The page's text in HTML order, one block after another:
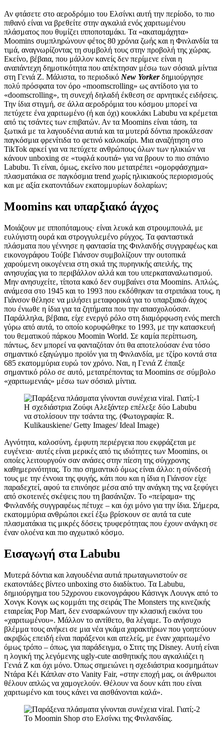
Αν φτάσετε στο αεροδρόμιο του Ελσίνκι αυτή την περίοδο, το πιο
πιθανό είναι να βρεθείτε στην αγκαλιά ενός χαριτωμένου
πλάσματος που θυμίζει ιπποποταμάκι. Τα «ακαταμάχητα»
Moomins συμπληρώνουν φέτος 80 χρόνια ζωής και η Φινλανδία τα
τιμά, αναγνωρίζοντας τη συμβολή τους στην προβολή της χώρας.
Εκείνο, βέβαια, που μάλλον κανείς δεν περίμενε είναι η
αναπάντεχη δημοτικότητα που απέκτησαν μέσω των σόσιαλ μίντια
στη Γενιά Ζ. Μάλιστα, το περιοδικό New Yorkerδημιούργησε
πολύ πρόσφατα τον όρο «moomscrolling» ως αντίδοτο για το
«doomscrolling», τη συνεχή δηλαδή έκθεση σε αρνητικές ειδήσεις.
Την ίδια στιγμή, σε άλλα αεροδρόμια του κόσμου μπορεί να
πετύχετε ένα χαριτωμένο (ή και όχι) κουκλάκι Labubu να κρέμεται
από τις τσάντες των επιβατών. Αν τα Moomins είναι τάση, τα
ξωτικά με τα λαγουδένια αυτιά και τα μυτερά δόντια προκάλεσαν
παγκόσμια φρενίτιδα το φετινό καλοκαίρι. Μια αναζήτηση στο
TikTok αρκεί για να πετύχετε ανθρώπους όλων των ηλικιών να
κάνουν unboxing σε «τυφλά κουτιά» για να βρουν το πιο σπάνιο
Labubu. Τι είναι, όμως, εκείνο που μετατρέπει «ομορφάσχημα»
πλασματάκια σε παγκόσμια trend χωρίς ηλικιακούς περιορισμούς
και με αξία εκατοντάδων εκατομμυρίων δολαρίων;
Μoomins και υπαρξιακό άγχος
Μοιάζουν με ιπποπόταμους· είναι λευκά και στρουμπουλά, με
ευλύγιστη ουρά και στρογγυλεμένο ρύγχος. Τα φανταστικά
πλάσματα που γέννησε η φαντασία της Φινλανδής συγγραφέως και
εικονογράφου Τούβε Γιάνσον συμβολίζουν την ουτοπικά
χαρούμενη οικογένεια στη σκιά της πυρηνικής απειλής, της
ανησυχίας για το περιβάλλον αλλά και του υπερκαταναλωτισμού.
Μην ανησυχείτε, τίποτα κακό δεν συμβαίνει στα Moomins. Απλώς,
ανάμεσα στο 1945 και το 1993 που εκδόθηκαν τα στριπάκια τους, η
Γιάνσον θέλησε να μιλήσει μεταφορικά για το υπαρξιακό άγχος
που ένιωθε η ίδια για τα ζητήματα που την απασχολούσαν.
Παράλληλα, βέβαια, είχε ενεργό ρόλο στη διαμόρφωση ενός merch
γύρω από αυτά, το οποίο κορυφώθηκε το 1993, με την κατασκευή
του θεματικού πάρκου Moomin World. Σε καμία περίπτωση,
πάντως, δεν μπορεί να φανταζόταν ότι θα αποτελούσαν ένα τόσο
σημαντικό εξαγώγιμο προϊόν για τη Φινλανδία, με τζίρο κοντά στα
685 εκατομμύρια ευρώ τον χρόνο. Ναι, η Γενιά Ζ έπαιξε
σημαντικό ρόλο σε αυτό, μετατρέποντας τα Moomins σε σύμβολο
«χαριτωμενιάς» μέσω των σόσιαλ μίντια.
Η σχεδιάστρια Ζούφι Αλεξάντερ επέλεξε δύο Labubu
να στολίσουν την τσάντα της. (Φωτογραφία: R.
Kulikauskiene/ Getty Images/ Ideal Image)
Αγνότητα, καλοσύνη, έμφυτη περιέργεια που εκφράζεται με
ευγένεια· αυτές είναι μερικές από τις ιδιότητες των Moomins, οι
οποίες λειτουργούν σαν ανάσες στην πίεση της σύγχρονης
καθημερινότητας. Το πιο σημαντικό όμως είναι άλλο: η σύνδεσή
τους με την έννοια της φυγής, κάτι που και η ίδια η Γιάνσον είχε
παραδεχτεί, αφού τα επινόησε μέσα από την ανάγκη της να ξεφύγει
από σκοτεινές σκέψεις που τη βασάνιζαν. Το «πείραμα» της
Φινλανδής συγγραφέως πέτυχε – και όχι μόνο για την ίδια. Σήμερα,
εκατομμύρια ανθρώποι εκεί έξω βρίσκουν σε αυτά τα cute
πλασματάκια τις μικρές δόσεις τρυφερότητας που έχουν ανάγκη σε
έναν ολοένα και πιο αγχωτικό κόσμο.
Εισαγωγή στα Labubu
Μυτερά δόντια και λαγουδένια αυτιά πρωταγωνιστούν σε
εκατοντάδες βίντεο unboxing στο διαδίκτυο. Τα Labubu,
δημιούργημα του 52χρονου εικονογράφου Κάσινγκ Λουνγκ από το
Χονγκ Κονγκ ως κομμάτι της σειράς The Monsters της κινεζικής
εταιρείας Pop Mart, δεν ενσαρκώνουν την κλασική εικόνα του
«χαριτωμένου». Μάλλον το αντίθετο, θα λέγαμε. Το ανήσυχο
βλέμμα τους ανήκει σε μια νέα γκάμα χαρακτήρων που γοητεύουν
ακριβώς επειδή είναι παράξενοι και ατελείς, με έναν χαριτωμένο
όμως τρόπο – όπως, για παράδειγμα, ο Στιτς της Disney. Αυτή είναι
η λογική της λεγόμενης ugly-cute αισθητικής που αγκαλιάζει η
Γενιά Ζ και όχι μόνο. Όπως σημειώνει η σχεδιάστρια κοσμημάτων
Ντάρα Κέι Κάπλαν στο Vanity Fair, «στην εποχή μας, οι άνθρωποι
θέλουν απλώς να χαμογελούν. Θέλουν να δουν κάτι που είναι
χαριτωμένο και τους κάνει να αισθάνονται καλά».
Το Moomin Shop στο Ελσίνκι της Φινλανδίας.